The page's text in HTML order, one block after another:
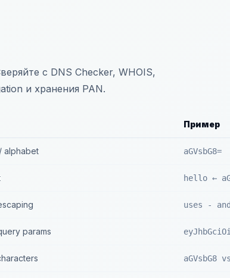
с DNS Checker, WHOIS,
и хранения PAN.
Пример
alphabet aGVsbG8=
hello ←
uses - and
params
aGVsbG8